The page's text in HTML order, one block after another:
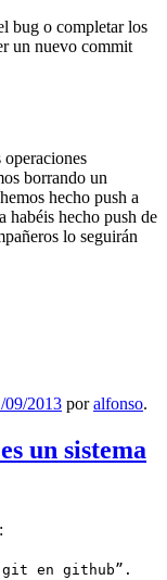
bug o completar los
un nuevo commit
operaciones
borrando un
hecho push a
habéis hecho push de
lo seguirán
09/2013 poralfonso.
un sistema
git en github”.